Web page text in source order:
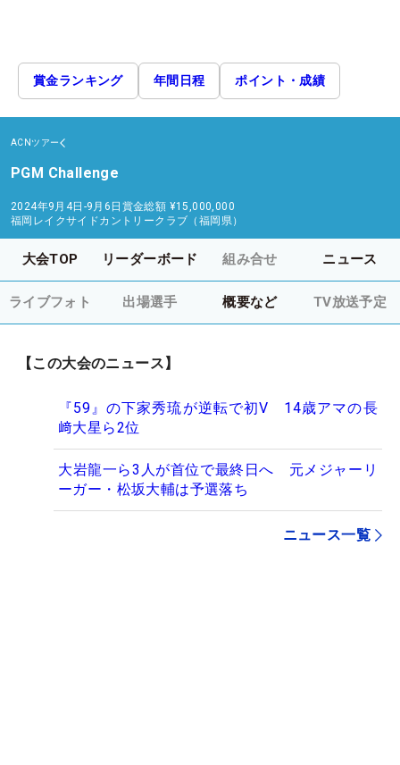
賞金ランキング 年間日程 ポイント・成績
ACNツアー
PGM Challenge
2024年9月4日-9月6日 賞金総額 ¥15,000,000
福岡レイクサイドカントリークラブ（福岡県）
大会TOP リーダーボード 組み合せ ニュース
ライブフォト 出場選手 概要など TV放送予定
【この大会のニュース】
『59』の下家秀琉が逆転で初V 14歳アマの長
﨑大星ら2位
大岩龍一ら3人が首位で最終日へ 元メジャーリ
ーガー・松坂大輔は予選落ち
ニュース一覧